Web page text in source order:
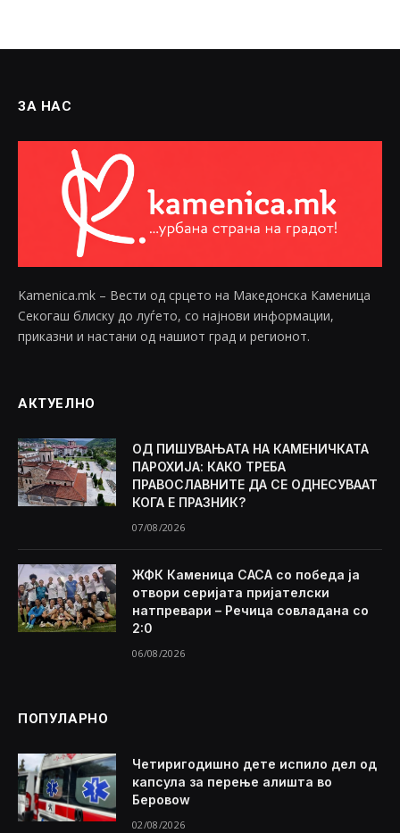
ЗА НАС
Kamenica.mk – Вести од срцето на Македонска Каменица
Секогаш блиску до луѓето, со најнови информации,
приказни и настани од нашиот град и регионот.
АКТУЕЛНО
ОД ПИШУВАЊАТА НА КАМЕНИЧКАТА
ПАРОХИЈА: КАКО ТРЕБА
ПРАВОСЛАВНИТЕ ДА СЕ ОДНЕСУВААТ
КОГА Е ПРАЗНИК?
07/08/2026
ЖФК Каменица САСА со победа ја
отвори серијата пријателски
натпревари – Речица совладана со
2:0
06/08/2026
ПОПУЛАРНО
Четиригодишно дете испило дел од
капсула за перење алишта во
Беровоw
02/08/2026